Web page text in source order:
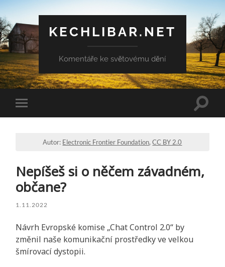
KECHLIBAR.NET
Komentáře ke světovému dění
Přepnout
mobilní
Autor: Electronic Frontier Foundation,CC BY 2.0
Nepíšeš si o něčem závadném,
občane?
1.11.2022
Návrh Evropské komise „Chat Control 2.0“ by
změnil naše komunikační prostředky ve velkou
šmírovací dystopii.